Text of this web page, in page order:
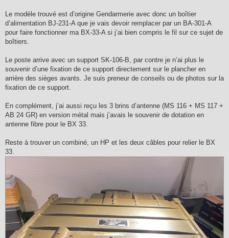
g
Le modèle trouvé est d’origine Gendarmerie avec donc un boîtier
d’alimentation BJ-231-A que je vais devoir remplacer par un BA-301-A
pour faire fonctionner ma BX-33-A si j’ai bien compris le fil sur ce sujet de
boîtiers.
Le poste arrive avec un support SK-106-B, par contre je n’ai plus le
souvenir d’une fixation de ce support directement sur le plancher en
arrière des sièges avants. Je suis preneur de conseils ou de photos sur la
fixation de ce support.
En complément, j’ai aussi reçu les 3 brins d’antenne (MS 116 + MS 117 +
AB 24 GR) en version métal mais j’avais le souvenir de dotation en
antenne fibre pour le BX 33.
Reste à trouver un combiné, un HP et les deux câbles pour relier le BX
33.